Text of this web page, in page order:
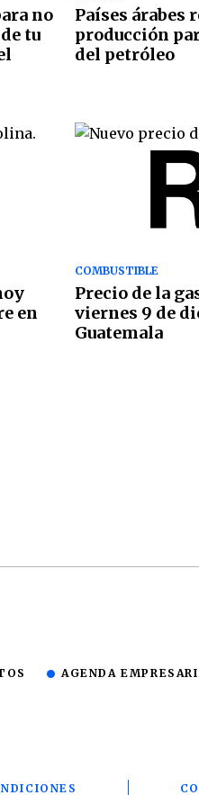
no
tu
Países árabes
producción
del petróleo
en
COMBUSTIBLE
Precio de la
viernes 9 de
Guatemala
AGENDA